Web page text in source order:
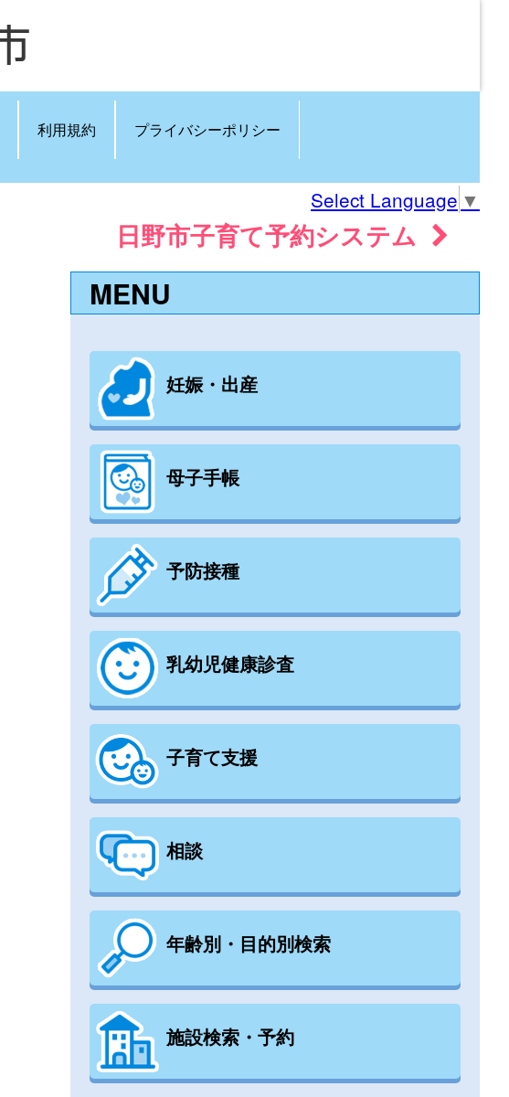
利用規約 プライバシーポリシー
Select Language ▼
日野市子育て予約システム
MENU
妊娠・出産
母子手帳
予防接種
乳幼児健康診査
子育て支援
相談
年齢別・目的別検索
施設検索・予約